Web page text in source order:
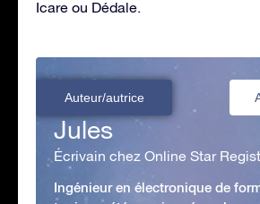
Icare ou Dédale.
Auteur/autrice
Jules
Écrivain chez Online Star
Ingénieur en électronique de